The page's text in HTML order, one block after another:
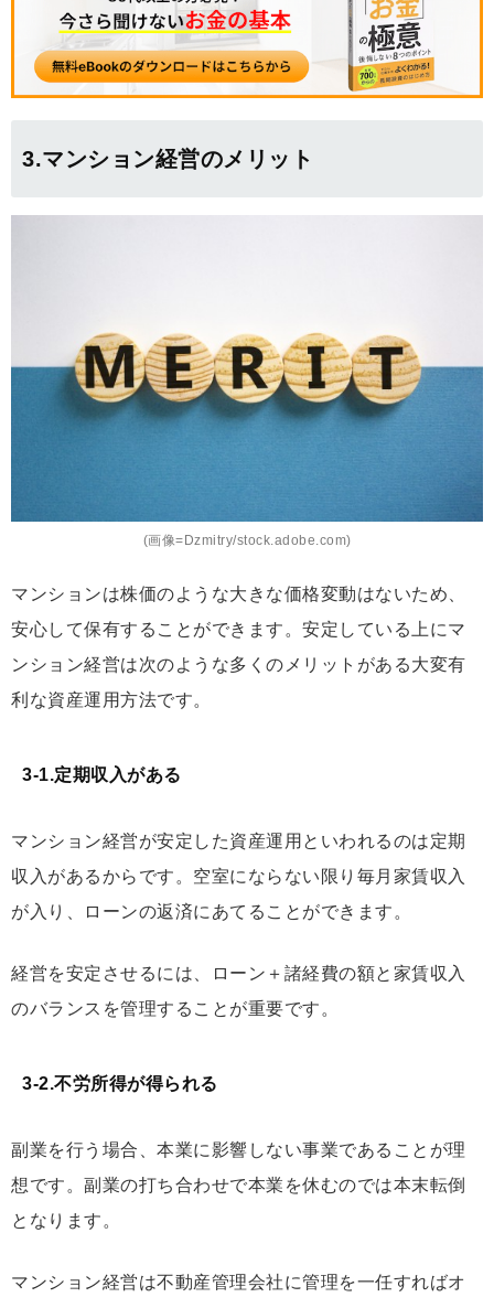
3.マンション経営のメリット
(画像=Dzmitry/stock.adobe.com)
マンションは株価のような大きな価格変動はないため、
安心して保有することができます。安定している上にマ
ンション経営は次のような多くのメリットがある大変有
利な資産運用方法です。
3-1.定期収入がある
マンション経営が安定した資産運用といわれるのは定期
収入があるからです。空室にならない限り毎月家賃収入
が入り、ローンの返済にあてることができます。
経営を安定させるには、ローン＋諸経費の額と家賃収入
のバランスを管理することが重要です。
3-2.不労所得が得られる
副業を行う場合、本業に影響しない事業であることが理
想です。副業の打ち合わせで本業を休むのでは本末転倒
となります。
マンション経営は不動産管理会社に管理を一任すればオ